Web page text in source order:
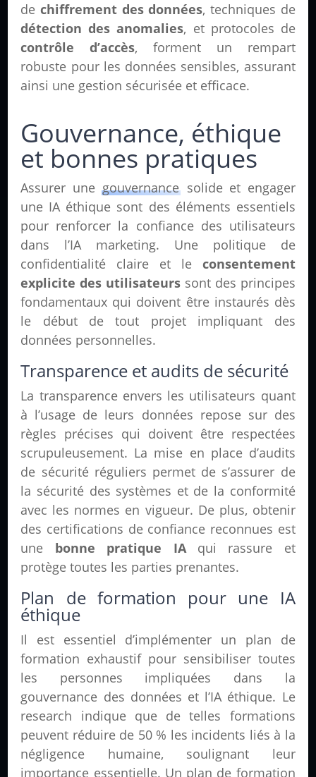
dechiffrement des données, techniques de
détection des anomalies, et protocoles de
contrôle d’accès, forment un rempart
robuste pour les données sensibles, assurant
ainsi une gestion sécurisée et efficace.
Gouvernance, éthique
et bonnes pratiques
Assurer une gouvernance solide et engager
une IA éthique sont des éléments essentiels
pour renforcer la confiance des utilisateurs
dans l’IA marketing. Une politique de
confidentialité claire et le consentement
explicite des utilisateurs sont des principes
fondamentaux qui doivent être instaurés dès
le début de tout projet impliquant des
données personnelles.
Transparence et audits de sécurité
La transparence envers les utilisateurs quant
à l’usage de leurs données repose sur des
règles précises qui doivent être respectées
scrupuleusement. La mise en place d’audits
de sécurité réguliers permet de s’assurer de
la sécurité des systèmes et de la conformité
avec les normes en vigueur. De plus, obtenir
des certifications de confiance reconnues est
une bonne pratique IAqui rassure et
protège toutes les parties prenantes.
Plan de formation pour une IA
éthique
Il est essentiel d’implémenter un plan de
formation exhaustif pour sensibiliser toutes
les personnes impliquées dans la
gouvernance des données et l’IA éthique. Le
research indique que de telles formations
peuvent réduire de 50 % les incidents liés à la
négligence humaine, soulignant leur
importance essentielle. Un plan de formation